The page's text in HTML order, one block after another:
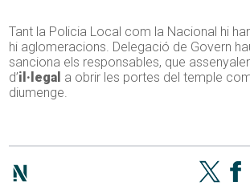
Tant la Policia Local com la Nacional hi
hi aglomeracions. Delegació de Govern
sanciona els responsables, que
d’il·legal a obrir les portes del temple
diumenge.